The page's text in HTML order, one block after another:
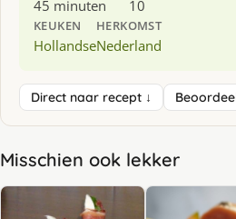
45 minuten 10
KEUKEN
Hollandse
HERKOMST
Nederland
Direct naar recept ↓
Misschien ook lekker